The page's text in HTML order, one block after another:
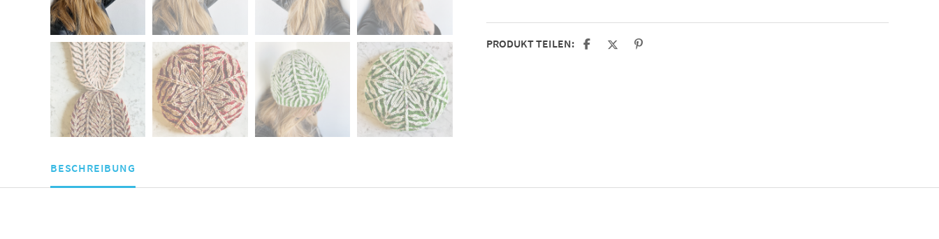
PRODUKT TEILEN:
BESCHREIBUNG